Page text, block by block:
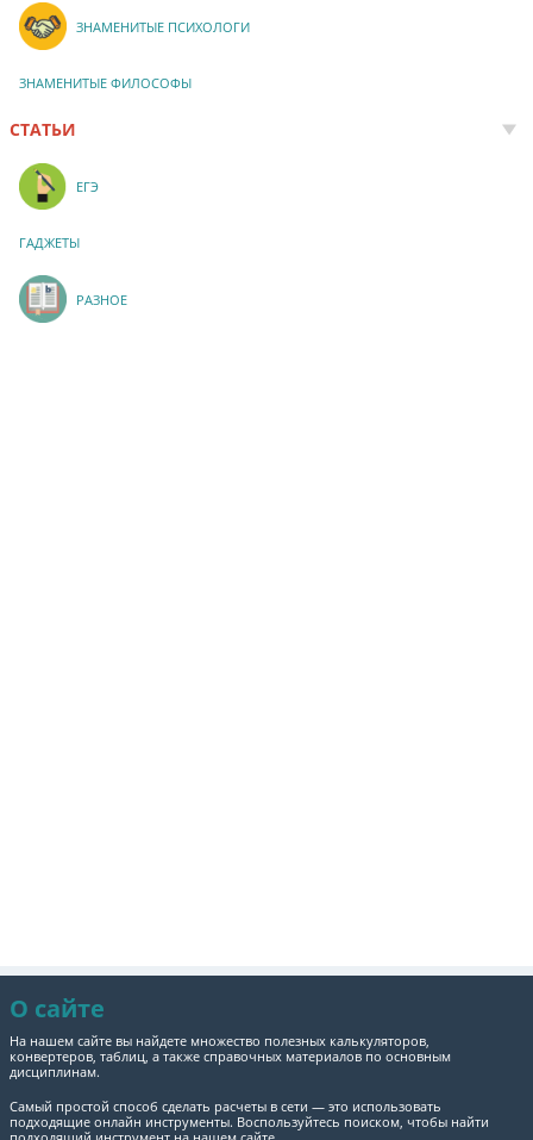
ЗНАМЕНИТЫЕ ПСИХОЛОГИ
ЗНАМЕНИТЫЕ ФИЛОСОФЫ
СТАТЬИ
ЕГЭ
ГАДЖЕТЫ
РАЗНОЕ
О сайте
На нашем сайте вы найдете множество полезных калькуляторов,
конвертеров, таблиц, а также справочных материалов по основным
дисциплинам.
Самый простой способ сделать расчеты в сети — это использовать
подходящие онлайн инструменты. Воспользуйтесь поиском, чтобы найти